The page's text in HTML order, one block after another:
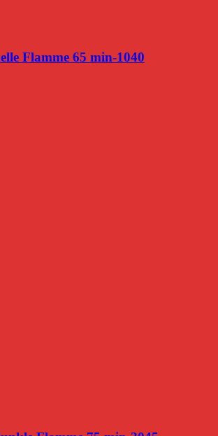
Flamme 65 min-1040